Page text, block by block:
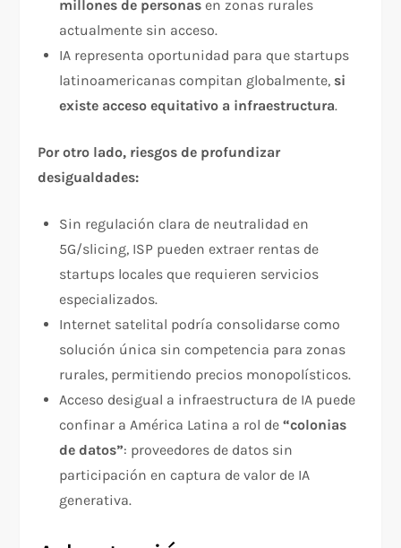
millones de personas en zonas rurales
actualmente sin acceso.
IA representa oportunidad para que startups
latinoamericanas compitan globalmente, si
existe acceso equitativo a infraestructura.
Por otro lado, riesgos de profundizar
desigualdades:
Sin regulación clara de neutralidad en
5G/slicing, ISP pueden extraer rentas de
startups locales que requieren servicios
especializados.
Internet satelital podría consolidarse como
solución única sin competencia para zonas
rurales, permitiendo precios monopolísticos.
Acceso desigual a infraestructura de IA puede
confinar a América Latina a rol de“colonias
de datos”: proveedores de datos sin
participación en captura de valor de IA
generativa.